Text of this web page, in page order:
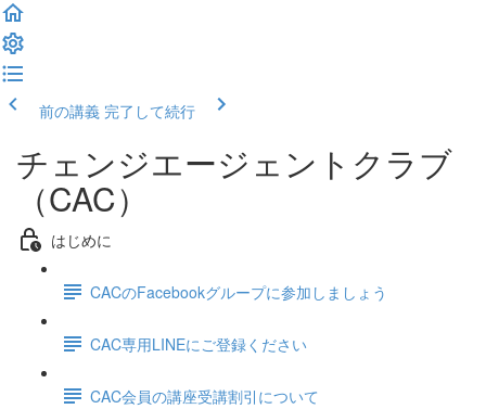
前の講義 完了して続行
チェンジエージェントクラブ
（CAC）
はじめに
CACのFacebookグループに参加しましょう
CAC専用LINEにご登録ください
CAC会員の講座受講割引について